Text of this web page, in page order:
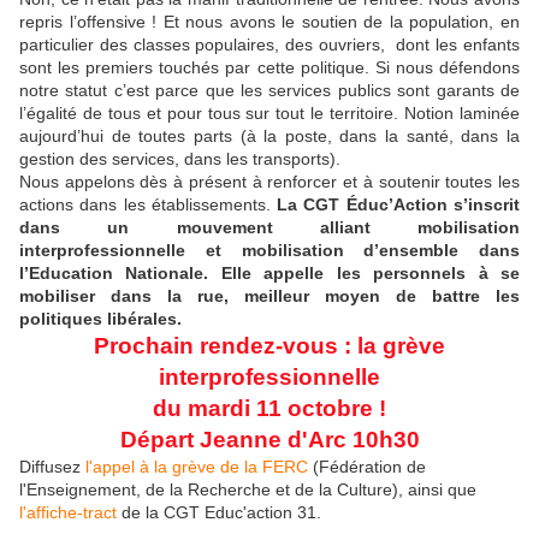
repris l’offensive ! Et nous avons le soutien de la population, en
particulier des classes populaires, des ouvriers,
dont les enfants
sont les premiers touchés par cette politique. Si nous défendons
notre statut c’est parce que les services publics sont garants de
l’égalité de tous et pour tous sur tout le territoire. Notion laminée
aujourd’hui de toutes parts (à la poste, dans la santé, dans la
gestion des services, dans les transports).
Nous appelons dès à présent à renforcer et à soutenir toutes les
actions dans les établissements. La CGT Éduc’Action s’inscrit
dans un mouvement alliant mobilisation
interprofessionnelle et mobilisation d’ensemble dans
l’Education Nationale. Elle appelle les personnels à se
mobiliser dans la rue, meilleur moyen de battre les
politiques libérales.
Prochain rendez-vous : la grève
interprofessionnelle
du mardi 11 octobre !
Départ Jeanne d'Arc 10h30
Diffusez l'appel à la grève de la FERC (Fédération de
l'Enseignement, de la Recherche et de la Culture), ainsi que
l'affiche-tract de la CGT Educ'action 31.